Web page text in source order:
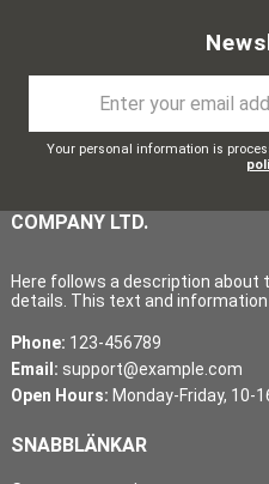
Your personal information is
COMPANY LTD.
Here follows a description
details. This text and information
Phone: 123-456789
Email: support@example.com
Open Hours: Monday-Friday, 10-
SNABBLÄNKAR